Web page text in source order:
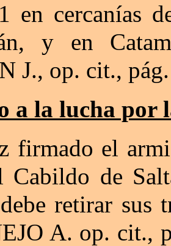
en cercanías
y en
J., op. cit.,
a la lucha por
firmado el
Cabildo de
retirar sus
A. op. cit.,